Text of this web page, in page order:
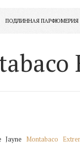
ПОДЛИННАЯ ПАРФЮМЕРИЯ
Jayne Montabaco